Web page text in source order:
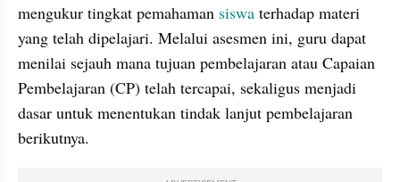
mengukur tingkat pemahaman siswa terhadap materi
yang telah dipelajari. Melalui asesmen ini, guru dapat
menilai sejauh mana tujuan pembelajaran atau Capaian
Pembelajaran (CP) telah tercapai, sekaligus menjadi
dasar untuk menentukan tindak lanjut pembelajaran
berikutnya.